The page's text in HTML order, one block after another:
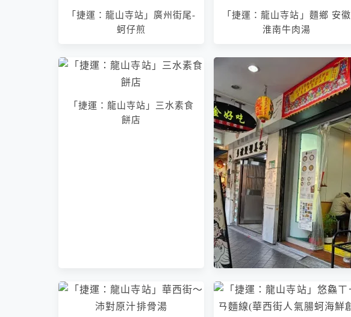
「捷運：龍山寺站」廣州街尾-
蚵仔煎
「捷運：龍山寺站」麵鄉 安徽
淮南牛肉湯
「捷運：龍山寺站」三水素食
餅店